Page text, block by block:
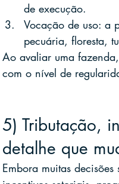
de execução.
Vocação de uso: a
pecuária, floresta,
Ao avaliar uma
com o nível de
5) Tributação,
detalhe que
Embora muitas